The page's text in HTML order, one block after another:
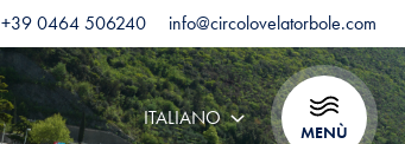
+39 0464 506240 info@circolovelatorbole.com
ITALIANO
MENÙ